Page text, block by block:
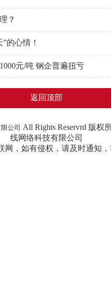
？
的心情！
元/吨 钢企普遍扭亏
返回顶部
公司 All Rights Reservrd 版
线网络科技有限公司
网，如有侵权，请及时通知